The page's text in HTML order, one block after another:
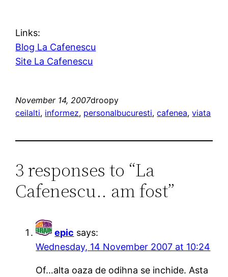
Links:
Blog La Cafenescu
Site La Cafenescu
November 14, 2007droopy
ceilalti, informez, personalbucuresti, cafenea, viata
3 responses to “La
Cafenescu.. am fost”
epic says:
Wednesday, 14 November 2007 at 10:24
Of…alta oaza de odihna se inchide. Asta